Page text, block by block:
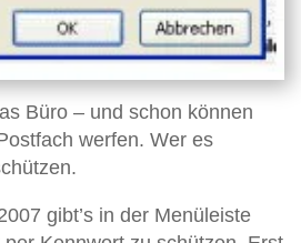
Büro – und schon können
werfen. Wer es
gibt’s in der Menüleiste